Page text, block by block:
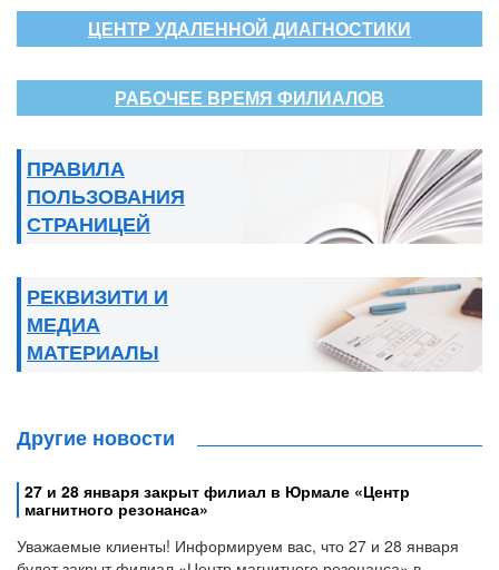
ЦЕНТР УДАЛЕННОЙ ДИАГНОСТИКИ
РАБОЧЕЕ ВРЕМЯ ФИЛИАЛОВ
ПРАВИЛА
ПОЛЬЗОВАНИЯ
СТРАНИЦЕЙ
РЕКВИЗИТИ И
МЕДИА
МАТЕРИАЛЫ
Другие новости
27 и 28 января закрыт филиал в Юрмале «Центр
магнитного резонанса»
Уважаемые клиенты! Информируем вас, что 27 и 28 января